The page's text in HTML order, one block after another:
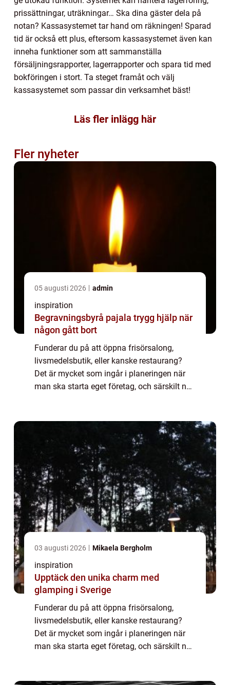
prissättningar, uträkningar… Ska dina gäster dela på
notan? Kassasystemet tar hand om räkningen! Sparad
tid är också ett plus, eftersom kassasystemet även kan
inneha funktioner som att sammanställa
försäljningsrapporter, lagerrapporter och spara tid med
bokföringen i stort. Ta steget framåt och välj
kassasystemet som passar din verksamhet bäst!
Läs fler inlägg här
Fler nyheter
05 augusti 2026 admin
inspiration
Begravningsbyrå pajala trygg hjälp när
någon gått bort
Funderar du på att öppna frisörsalong,
livsmedelsbutik, eller kanske restaurang?
Det är mycket som ingår i planeringen när
man ska starta eget företag, och särskilt när
03 augusti 2026 Mikaela Bergholm
inspiration
Upptäck den unika charm med
glamping i Sverige
Funderar du på att öppna frisörsalong,
livsmedelsbutik, eller kanske restaurang?
Det är mycket som ingår i planeringen när
man ska starta eget företag, och särskilt när